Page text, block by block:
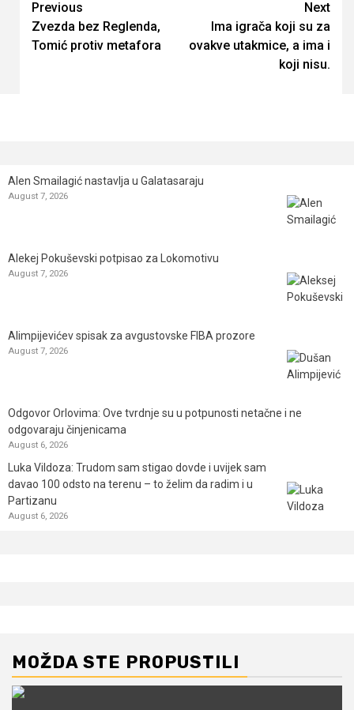
Continue
Reading
Previous
Zvezda bez Reglenda,
Tomić protiv metafora
Next
Ima igrača koji su za
ovakve utakmice, a ima i
koji nisu.
Alen Smailagić nastavlja u Galatasaraju
August 7, 2026
Alekej Pokuševski potpisao za Lokomotivu
August 7, 2026
Alimpijevićev spisak za avgustovske FIBA prozore
August 7, 2026
Odgovor Orlovima: ​Ove tvrdnje su u potpunosti netačne i ne
odgovaraju činjenicama
August 6, 2026
Luka Vildoza: Trudom sam stigao dovde i uvijek sam
davao 100 odsto na terenu – to želim da radim i u
Partizanu
August 6, 2026
MOŽDA STE PROPUSTILI